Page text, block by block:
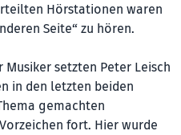
Hörstationen waren
Seite“ zu hören.
setzten Peter Leisch
in den letzten beiden
gemachten
fort. Hier wurde